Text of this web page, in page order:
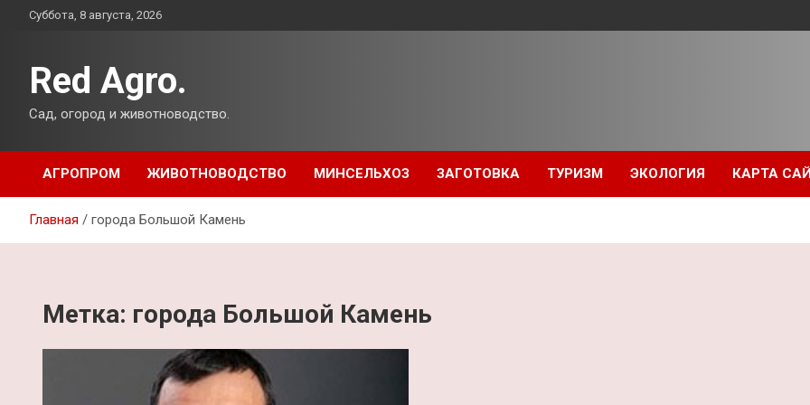
ПерейтиСуббота, 8 августа, 2026
Red Agro.
Сад, огород и животноводство.
АГРОПРОМ ЖИВОТНОВОДСТВО МИНСЕЛЬХОЗ ЗАГОТОВКА ТУРИЗМ ЭКОЛОГИЯ КАРТА
Главная города Большой Камень
Метка: города Большой Камень